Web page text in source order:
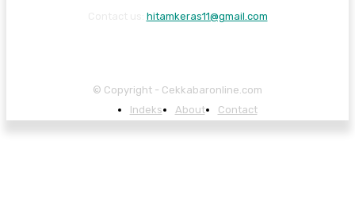
hitamkeras11@gmail.com
© Copyright - Cekkabaronline.com
Indeks
About Contact